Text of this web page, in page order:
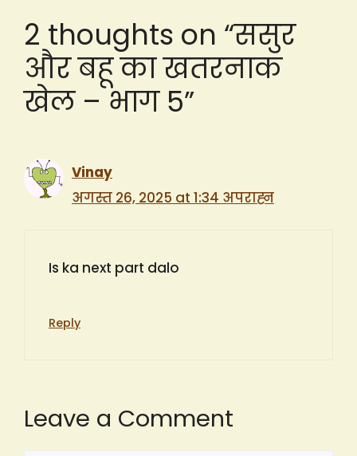
2 thoughts on “ससुर
और बहू का खतरनाक
खेल – भाग 5”
Vinay
अगस्त 26, 2025 at 1:34 अपराह्न
Is ka next part dalo
Reply
Leave a Comment